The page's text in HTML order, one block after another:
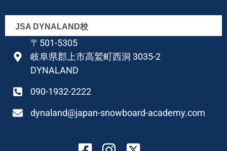
JSA DYNALAND校
〒501-5305
岐阜県郡上市高鷲町西洞 3035-2
DYNALAND
090-1932-2222
dynaland@japan-snowboard-academy.com